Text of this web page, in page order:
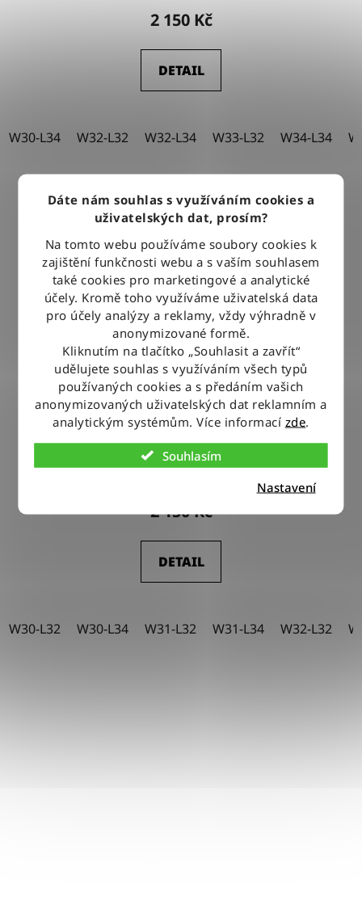
Dáte nám souhlas s využíváním cookies a
uživatelských dat, prosím?
Na tomto webu používáme soubory cookies k
zajištění funkčnosti webu a s vaším souhlasem
také cookies pro marketingové a analytické
účely. Kromě toho využíváme uživatelská data
pro účely analýzy a reklamy, vždy výhradně v
anonymizované formě.
Kliknutím na tlačítko „Souhlasit a zavřít“
udělujete souhlas s využíváním všech typů
používaných cookies a s předáním vašich
anonymizovaných uživatelských dat reklamním a
analytickým systémům. Více informací zde.
Souhlasím
Nastavení
2 150 Kč
DETAIL
W30-L34 W32-L32 W32-L34 W33-L32 W34-L34
Kalhoty Wrangler BOOTCUT SULTRY BLACKOUT
2 150 Kč
DETAIL
W30-L32 W30-L34 W31-L32 W31-L34 W32-L32